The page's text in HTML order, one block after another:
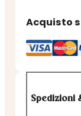
Acquisto
Spedizioni